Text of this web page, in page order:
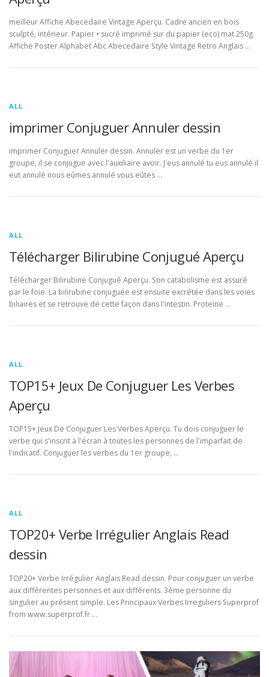
meilleur Affiche Abecedaire Vintage Aperçu. Cadre ancien en bois
sculpté, intérieur. Papier • sucré imprimé sur du papier (eco) mat 250g.
Affiche Poster Alphabet Abc Abecedaire Style Vintage Retro Anglais …
ALL
imprimer Conjuguer Annuler dessin
imprimer Conjuguer Annuler dessin. Annuler est un verbe du 1er
groupe, il se conjugue avec l'auxiliaire avoir. J'eus annulé tu eus annulé il
eut annulé nous eûmes annulé vous eûtes …
ALL
Télécharger Bilirubine Conjugué Aperçu
Télécharger Bilirubine Conjugué Aperçu. Son catabolisme est assuré
par le foie. La bilirubine conjuguée est ensuite excrétée dans les voies
biliaires et se retrouve de cette façon dans l'intestin. Proteine …
ALL
TOP15+ Jeux De Conjuguer Les Verbes
Aperçu
TOP15+ Jeux De Conjuguer Les Verbes Aperçu. Tu dois conjuguer le
verbe qui s'inscrit à l'écran à toutes les personnes de l'imparfait de
l'indicatif. Conjuguer les verbes du 1er groupe, …
ALL
TOP20+ Verbe Irrégulier Anglais Read
dessin
TOP20+ Verbe Irrégulier Anglais Read dessin. Pour conjuguer un verbe
aux différentes personnes et aux différents. 3ème personne du
singulier au présent simple. Les Principaux Verbes Irreguliers Superprof
from www.superprof.fr …